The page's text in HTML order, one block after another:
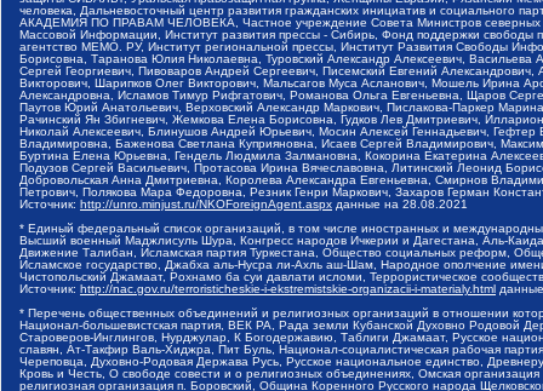
человека, Дальневосточный центр развития гражданских инициатив и социального
АКАДЕМИЯ ПО ПРАВАМ ЧЕЛОВЕКА, Частное учреждение Совета Министров северных
Массовой Информации, Институт развития прессы - Сибирь, Фонд поддержки
агентство МЕМО. РУ, Институт региональной прессы, Институт Развития Свободы
Борисовна, Таранова Юлия Николаевна, Туровский Александр Алексеевич,
Сергей Георгиевич, Пивоваров Андрей Сергеевич, Писемский Евгений
Викторович, Шарипков Олег Викторович, Мальсагов Муса Асланович, Мошель Ирина
Александровна, Исламов Тимур Рифгатович, Романова Ольга Евгеньевна, Щаров
Паутов Юрий Анатольевич, Верховский Александр Маркович, Пислакова-Паркер
Рачинский Ян Збигневич, Жемкова Елена Борисовна, Гудков Лев Дмитриевич,
Николай Алексеевич, Блинушов Андрей Юрьевич, Мосин Алексей Геннадьевич,
Владимировна, Баженова Светлана Куприяновна, Исаев Сергей Владимирович,
Буртина Елена Юрьевна, Гендель Людмила Залмановна, Кокорина Екатерина
Подузов Сергей Васильевич, Протасова Ирина Вячеславовна, Литинский Леонид
Добровольская Анна Дмитриевна, Королева Александра Евгеньевна, Смирнов
Петрович, Полякова Мара Федоровна, Резник Генри Маркович, Захаров Герман
Источник: http://unro.minjust.ru/NKOForeignAgent.aspx данные на 28.08.2021
* Единый федеральный список организаций, в том числе иностранных и
Высший военный Маджлисуль Шура, Конгресс народов Ичкерии и Дагестана, Аль-
Движение Талибан, Исламская партия Туркестана, Общество социальных реформ,
Исламское государство, Джабха аль-Нусра ли-Ахль аш-Шам, Народное ополчение
Чистопольский Джамаат, Рохнамо ба суи давлати исломи, Террористическое
Источник: http://nac.gov.ru/terroristicheskie-i-ekstremistskie-organizacii-i-materialy.html
* Перечень общественных объединений и религиозных организаций в отношении
Национал-большевистская партия, ВЕК РА, Рада земли Кубанской Духовно Родовой
Староверов-Инглингов, Нурджулар, К Богодержавию, Таблиги Джамаат, Русское
славян, Ат-Такфир Валь-Хиджра, Пит Буль, Национал-социалистическая рабочая
Череповца, Духовно-Родовая Держава Русь, Русское национальное единство,
Кровь и Честь, О свободе совести и о религиозных объединениях, Омская
религиозная организация п. Боровский, Община Коренного Русского народа